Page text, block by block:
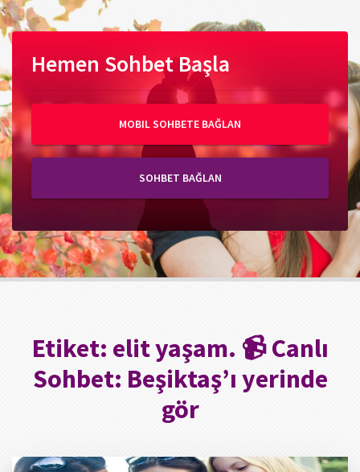
Hemen Sohbet Başla
MOBIL SOHBETE BAĞLAN
SOHBET BAĞLAN
Etiket: elit yaşam. 📹 Canlı
Sohbet: Beşiktaş’ı yerinde
gör